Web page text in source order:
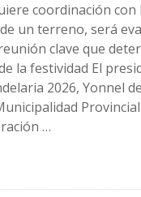
coordinación con
un terreno, será
clave que
la festividad El
2026, Yonnel
…